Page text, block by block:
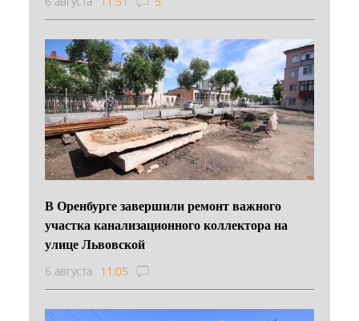
В Оренбурге завершили ремонт важного
участка канализационного коллектора на
улице Львовской
6 августа 11:05